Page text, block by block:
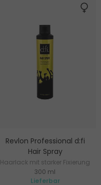
Revlon Professional d:fi
Hair Spray
Haarlack mit starker Fixierung
300 ml
Lieferbar